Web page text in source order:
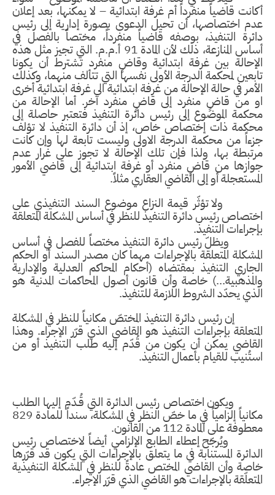
أكانت قاضياً منفرداً أم غرفة ابتدائية – لا يمكنها، بعد إعلان
عدم اختصاصها، أن تحيل الدعوى بصورة إدارية إلى رئيس
دائرة التنفيذ، بوصفه قاضياً منفرداً، مختصاً بالفصل في
أساس المنازعة، ذلك لأن المادة 91 أ.م.م. التي تجيز مثل هذه
الإحالة بين غرفة ابتدائية وقاضٍ منفرد تشترط أن يكونا
تابعين لمحكمة الدرجة الأولى نفسها التي تتألف منهما، وكذلك
الأمر في حالة الإحالة من غرفة ابتدائية الى غرفة ابتدائية أخرى
او من قاضٍ منفرد إلى قاضٍ منفرد آخر. أما الإحالة من
محكمة الموضوع إلى رئيس دائرة التنفيذ فتعتبر حاصلة إلى
محكمة ذات إختصاص خاص، إذ أن دائرة التنفيذ لا تؤلف
جزءاً من محكمة الدرجة الاولى وليست تابعة لها وإن كانت
مرتبطة بها، ولذا فإن تلك الإحالة لا تجوز على غرار عدم
جوازها من قاضٍ منفرد أو غرفة ابتدائية إلى قاضي الأمور
المستعجلة أو إلى القاضي العقاري مثلاً.
ولا تؤثّر قيمة النزاع موضوع السند التنفيذي على
اختصاص رئيس دائرة التنفيذ للنظر في أساس المشكلة المتعلقة
بإجراءات التنفيذ.
ويظلّ رئيس دائرة التنفيذ مختصاً للفصل في أساس
المشكلة المتعلقة بالإجراءات مهما كان مصدر السند أو الحكم
الجاري التنفيذ بمقتضاه (أحكام المحاكم العدلية والإدارية
والمذهبية...) خاصة وأن قانون أصول المحاكمات المدنية هو
الذي يحدّد الشروط اللازمة للتنفيذ.
إن رئيس دائرة التنفيذ المختصّ مكانياً للنظر في المشكلة
المتعلقة بإجراءات التنفيذ هو القاضي الذي قرّر الإجراء. وهذا
القاضي يمكن أن يكون من قُدّم إليه طلب التنفيذ أو من
استُنيب للقيام بأعمال التنفيذ.
ويكون اختصاص رئيس الدائرة التي قُـدّم إليها الطلب
مكانياً إلزامياً في ما خصّ النظر في المشكلة، سنداً للمادة 829
معطوفة على المادة 112 من القانون.
ويُرجّح إعطاء الطابع الإلزامي أيضاً لاختصاص رئيس
الدائرة المستنابة في ما يتعلق بالإجراءات التي يكون قد قرّرها
خاصة وأن القاضي المختص عادةً للنظر في المشكلة التنفيذية
المتعلّقة بالإجراءات هو القاضي الذي قرّر الإجراء.